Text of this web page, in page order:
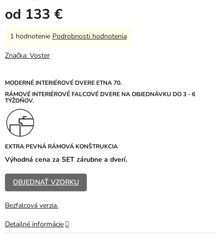
od 133 €
MODERNÉ INTERIÉROVÉ DVERE ETNA 70.
RÁMOVÉ INTERIÉROVÉ FALCOVÉ DVERE NA OBJEDNÁVKU DO 3 - 6
TÝŽDŇOV.
EXTRA PEVNÁ RÁMOVÁ KONŠTRUKCIA
Výhodná cena za SET zárubne a dverí.
OBJEDNAŤ VZORKU
Bezfalcová verzia.
Detailné informácie
Priemerné
produktu
z
5
hviezdičiek.
1 hodnotenie Podrobnosti hodnotenia
Značka: Voster